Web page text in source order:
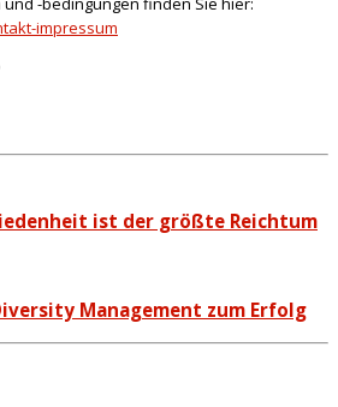
impressum
ist der größte Reichtum
Management zum Erfolg